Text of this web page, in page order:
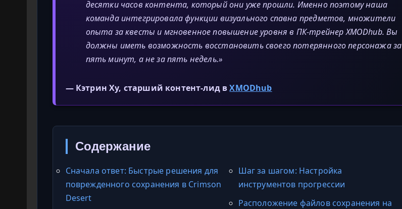
десятки часов контента, который они уже прошли. Именно поэтому наша
команда интегрировала функции визуального спавна предметов, множители
опыта за квесты и мгновенное повышение уровня в ПК-трейнер XMODhub. Вы
должны иметь возможность восстановить своего потерянного персонажа за
пять минут, а не за пять недель.»
— Кэтрин Ху, старший контент-лид вXMODhub
Содержание
Сначала ответ: Быстрые решения для
поврежденного сохранения в Crimson
Desert
Шаг за шагом: Настройка
инструментов прогрессии
Расположение файлов сохранения на